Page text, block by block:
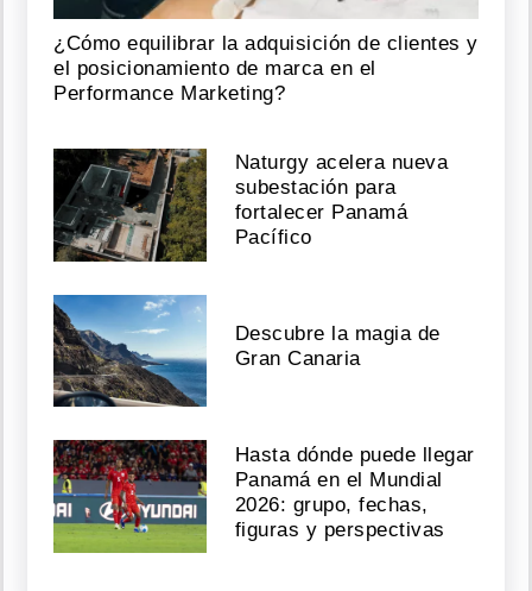
¿Cómo equilibrar la adquisición de clientes y
el posicionamiento de marca en el
Performance Marketing?
Naturgy acelera nueva
subestación para
fortalecer Panamá
Pacífico
Descubre la magia de
Gran Canaria
Hasta dónde puede llegar
Panamá en el Mundial
2026: grupo, fechas,
figuras y perspectivas